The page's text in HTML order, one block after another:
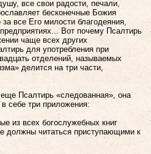
все свои радости, печали,
бесконечные Божия
все Его милости благодеяния,
Вот почему Псалтирь
чаще всех других
для употребления при
отделений, называемых
делится на три части,
Псалтирь «следованная», она
себе три приложения:
из всех богослужебных книг
должны читаться приступающими к